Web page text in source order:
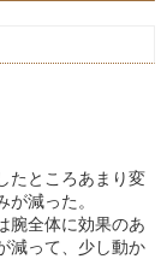
たところあまり変
減った。
腕全体に効果のあ
減って、少し動か